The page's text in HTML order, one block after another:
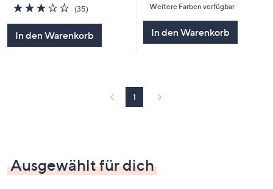
3.0
von
(35)35
In den Warenkorb
Weitere Farben verfügbar
In den Warenkorb
1
Ausgewählt für dich